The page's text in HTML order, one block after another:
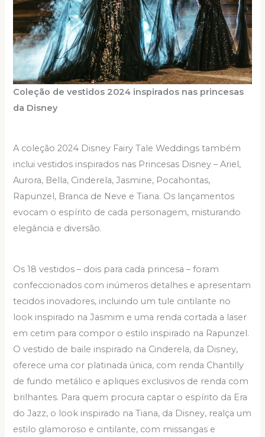
Coleção de vestidos 2024 inspirados nas princesas
da Disney
A coleção 2024 Disney Fairy Tale Weddings também
inclui vestidos inspirados nas Princesas Disney – Ariel,
Aurora, Bella, Cinderela, Jasmine, Pocahontas,
Rapunzel, Branca de Neve e Tiana. Os lançamentos
evocam o espírito de cada personagem, misturando
elegância e diversão.
Os 18 vestidos – dois para cada princesa – foram
confeccionados com inúmeros detalhes e apresentam
tecidos inovadores, incluindo um tule cintilante no
look inspirado na Jasmim e uma renda cortada a laser
em cetim para compor o estilo inspirado na Rapunzel.
O vestido de baile inspirado na Cinderela, da Disney,
oferece uma cor platinada única, com renda Chantilly
de fundo metálico e apliques exclusivos de renda com
brilhantes. Para quem procura captar o espírito da Era
do Jazz, o look inspirado na Tiana, da Disney, realça um
estilo glamoroso e cintilante, com missangas e